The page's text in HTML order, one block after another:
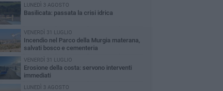
LUNEDÌ 3 AGOSTO
Basilicata: passata la crisi idrica
VENERDÌ 31 LUGLIO
Incendio nel Parco della Murgia materana,
salvati bosco e cementeria
VENERDÌ 31 LUGLIO
Erosione della costa: servono interventi
immediati
LUNEDÌ 3 AGOSTO